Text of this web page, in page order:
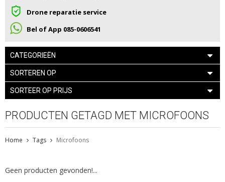
Drone reparatie service
Bel of App 085-0606541
CATEGORIEËN
SORTEREN OP
SORTEER OP PRIJS
PRODUCTEN GETAGD MET MICROFOONS
Home Tags Microfoons
Geen producten gevonden!...